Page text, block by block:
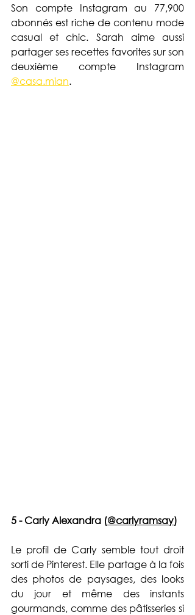
Son compte Instagram au 77,900
abonnés est riche de contenu mode
casual et chic. Sarah aime aussi
partager ses recettes favorites sur son
@casa.mian.
5 - Carly Alexandra (@carlyramsay)
Le profil de Carly semble tout droit
sorti de Pinterest. Elle partage à la fois
des photos de paysages, des looks
du jour et même des instants
gourmands, comme des pâtisseries si